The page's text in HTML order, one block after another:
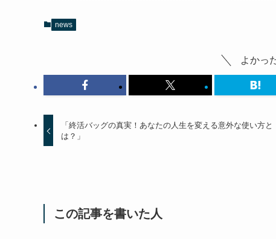
news
よかっ
「終活バッグの真実！あなたの人生を変える意外な使い方と
は？」
この記事を書いた人